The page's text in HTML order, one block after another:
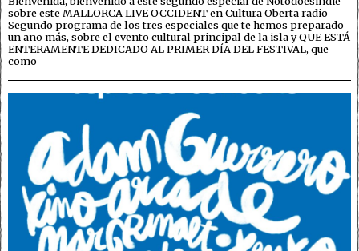
sobre este MALLORCA LIVE OCCIDENT en Cultura Oberta radio
Segundo programa de los tres especiales que te hemos preparado
un año más, sobre el evento cultural principal de la isla y QUE ESTÁ
ENTERAMENTE DEDICADO AL PRIMER DÍA DEL FESTIVAL, que
como